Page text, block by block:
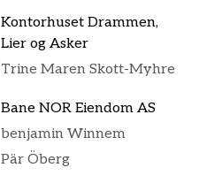
Kontorhuset Drammen,
Lier og Asker
Trine Maren Skott-Myhre
Bane NOR Eiendom AS
benjamin Winnem
Pär Öberg